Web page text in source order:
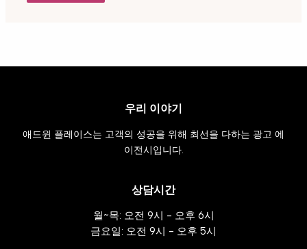
우리 이야기
애드윈 플레이스는 고객의 성공을 위해 최선을 다하는 광고 에
이전시입니다.
상담시간
월~목: 오전 9시 - 오후 6시
금요일: 오전 9시 - 오후 5시